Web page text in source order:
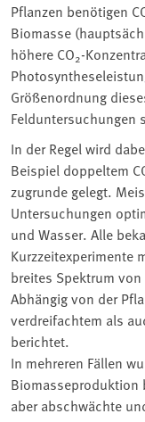
Pflanzen benötigen
Biomasse
höhere CO2-
Größenordnung
Felduntersuchungen
In der Regel wird
Beispiel doppeltem
zugrunde gelegt.
Untersuchungen
und Wasser. Alle
Kurzzeitexperimente
breites Spektrum
Abhängig von der
verdreifachtem als
berichtet.
In mehreren Fällen
Biomasseproduktion
aber abschwächte